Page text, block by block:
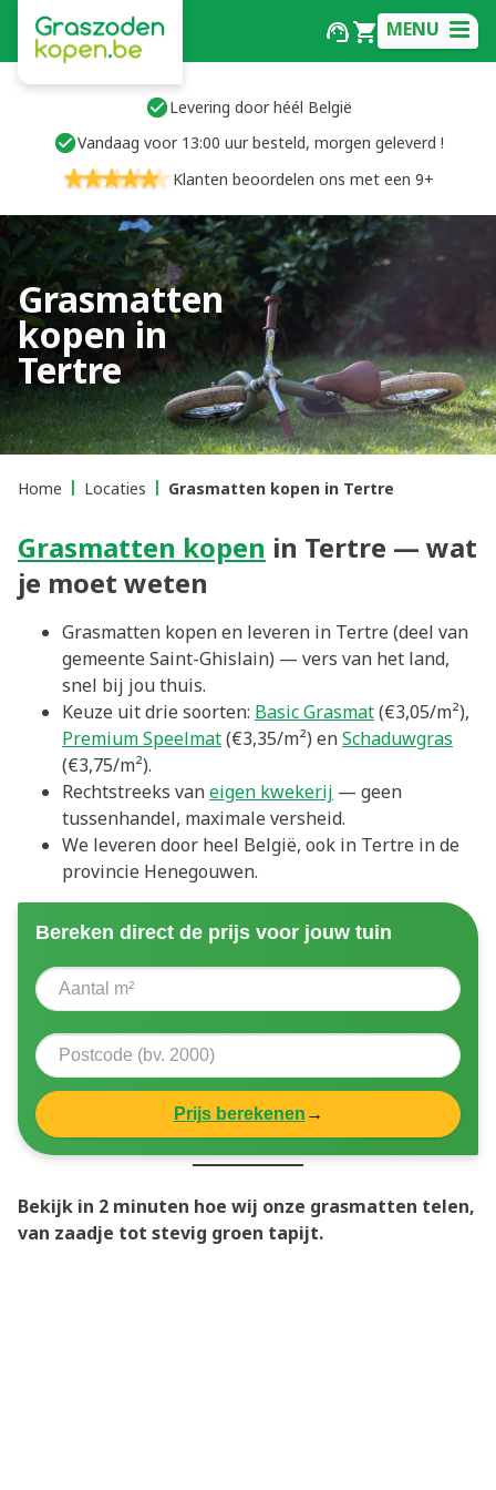
MENU
Levering door héél België
Vandaag voor 13:00 uur besteld, morgen geleverd !
Klanten beoordelen ons met een 9+
Grasmatten
kopen in
Tertre
Home Locaties Grasmatten kopen in Tertre
Grasmatten kopen in Tertre — wat
je moet weten
Grasmatten kopen en leveren in Tertre (deel van
gemeente Saint-Ghislain) — vers van het land,
snel bij jou thuis.
Keuze uit drie soorten: Basic Grasmat(€3,05/m²),
Premium Speelmat(€3,35/m²) enSchaduwgras
(€3,75/m²).
Rechtstreeks vaneigen kwekerij — geen
tussenhandel, maximale versheid.
We leveren door heel België, ook in Tertre in de
provincie Henegouwen.
Bereken direct de prijs voor jouw tuin
Prijs berekenen →
Bekijk in 2 minuten hoe wij onze grasmatten telen,
van zaadje tot stevig groen tapijt.